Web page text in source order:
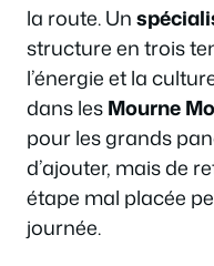
la route. Un
structure en trois
l’énergie et la
dans lesMourne
pour les grands
d’ajouter, mais de
étape mal placée
journée.